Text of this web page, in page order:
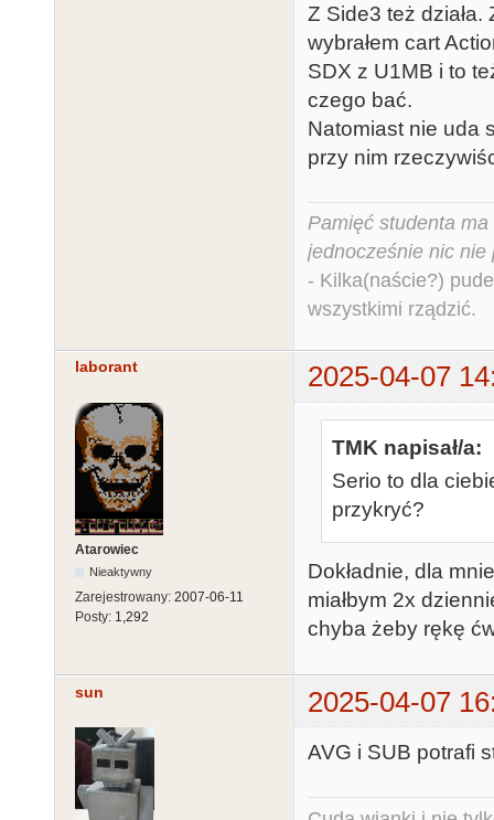
Z Side3 też
wybrałem cart
SDX z U1MB i to
czego bać.
Natomiast nie uda
przy nim
Pamięć studenta
jednocześnie nic nie
- Kilka(naście?)
wszystkimi rządzić.
laborant 2025-04-07
Atarowiec
Nieaktywny
Zarejestrowany: 2007-06-11
Posty: 1,292
TMK napisał/a:
Serio to dla
przykryć?
Dokładnie, dla
miałbym 2x
chyba żeby rękę
sun 2025-04-07
AVG i SUB potrafi